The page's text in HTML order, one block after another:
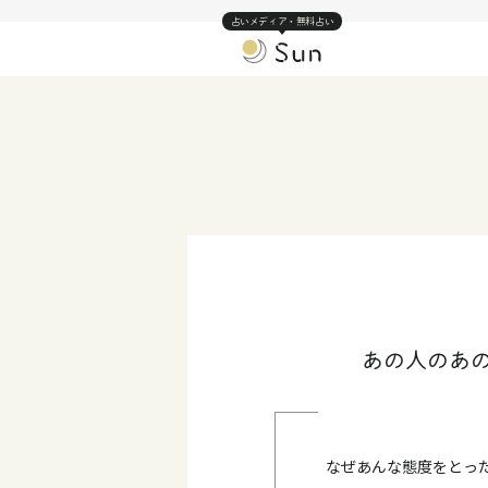
占いメディア・無料占い
あの人のあ
なぜあんな態度をとっ